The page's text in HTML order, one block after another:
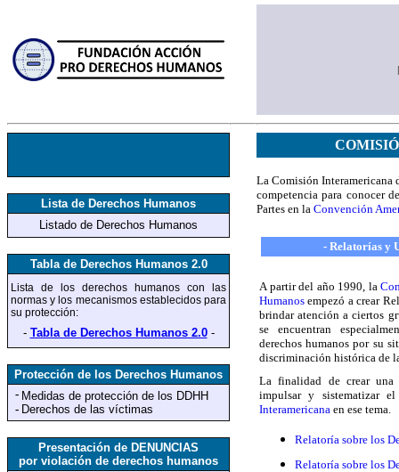
Lista de Derechos Humanos
Listado de Derechos Humanos
Tabla de Derechos Humanos 2.0
Lista de los derechos humanos con las
normas y los mecanismos establecidos para
su protección:
- Tabla de Derechos Humanos 2.0-
Protección de los Derechos Humanos
- Medidas de protección de los DDHH
- Derechos de las víctimas
Presentación de DENUNCIAS
por violación de derechos humanos
La Comisión Interamericana
competencia para conocer
Partes en la Convención
- Relatorías y
A partir del año 1990, la
Humanos empezó a crear
brindar atención a ciertos
se encuentran
derechos humanos por su
discriminación histórica de
La finalidad de crear una
impulsar y sistematizar
Interamericana en ese tema.
Relatoría sobre los
Relatoría sobre los